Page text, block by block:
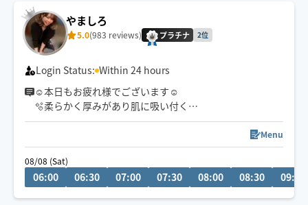
しました。何卒ご理解賜りますようお願い申し上げま
す。
やましろ
5.0(983 reviews) プラチナ 2位
Login Status: Within 24 hours
☺︎本日もお疲れ様でございます☺︎
🫧柔らかく厚みがあり肌に吸い付く
ようなもっちりハンド🫲🫱が持ち味です🫧
Menu
08/08 (Sat)
06:00 06:30 07:00 07:30 08:00 08:30 09:00